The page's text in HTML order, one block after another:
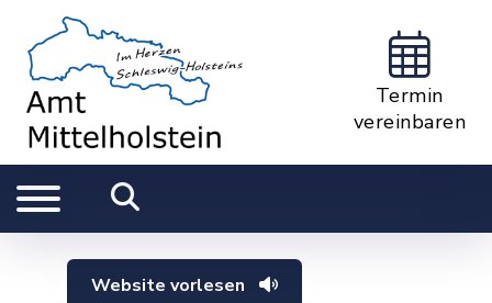
Termin
vereinbaren
Website vorlesen